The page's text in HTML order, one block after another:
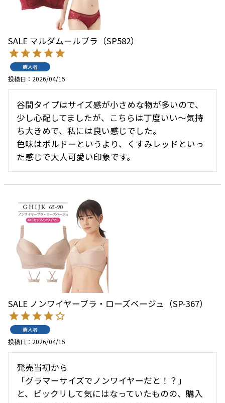
SALE マルダムールブラ（SP582）
購入者
投稿日 2026/04/15
谷間タイプはサイズ感が小さめな物が多いので、
少し心配してましたが、こちらは丁度いい〜気持
ち大きめで、私には良い感じでした。
色味はボルドーというより、くすみレッドといっ
た感じで大人可愛い印象です。
SALE ノンワイヤーブラ・ローズベージュ（SP-367）
購入者
投稿日 2026/04/15
発売当初から
「グラマーサイズでノンワイヤーだと！？」
と、ビックリして気にはなっていたものの、購入